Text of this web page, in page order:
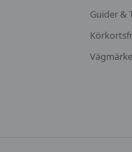
Guider &